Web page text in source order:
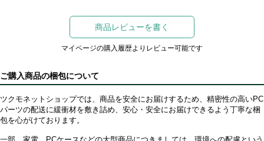
商品レビューを書く
マイページの購入履歴よりレビュー可能です
ご購入商品の梱包について
ツクモネットショップでは、商品を安全にお届けするため、精密性の高いPC
パーツの配送に緩衝材を敷き詰め、安心・安全にお届けできるよう丁寧な梱
包を心がけております。